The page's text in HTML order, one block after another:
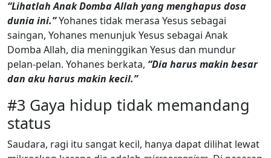
“Lihatlah Anak Domba Allah yang menghapus dosa
dunia ini.”Yohanes tidak merasa Yesus sebagai
saingan, Yohanes menunjuk Yesus sebagai Anak
Domba Allah, dia meninggikan Yesus dan mundur
pelan-pelan. Yohanes berkata, “Dia harus makin besar
dan aku harus makin kecil.”
#3 Gaya hidup tidak memandang
status
Saudara, ragi itu sangat kecil, hanya dapat dilihat lewat